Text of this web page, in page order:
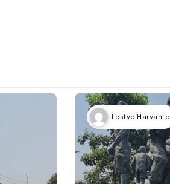
Lestyo Haryanto